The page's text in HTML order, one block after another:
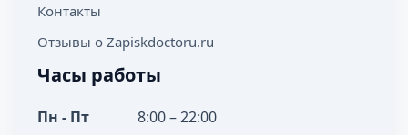
Контакты
Отзывы о Zapiskdoctoru.ru
Часы работы
Пн - Пт
8:00 – 22:00